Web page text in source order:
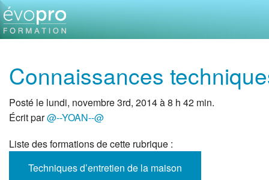
Connaissances
Posté le lundi, novembre 3rd, 2014 à 8 h 42 min.
Écrit par@--YOAN--@
Liste des formations de cette rubrique :
Techniques d’entretien de la maison